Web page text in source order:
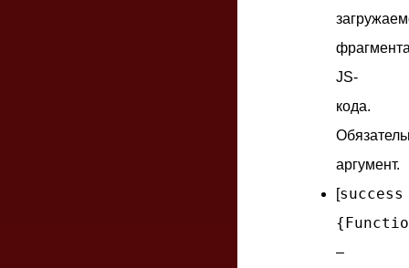
JS-
кода.
аргумент.
[success
–